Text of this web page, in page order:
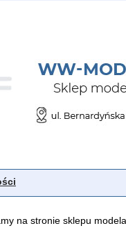
na stronie sklepu